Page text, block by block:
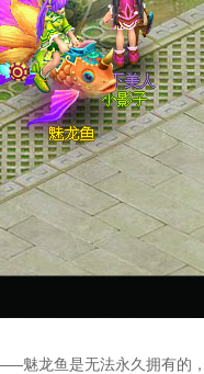
龙鱼是无法永久拥有的